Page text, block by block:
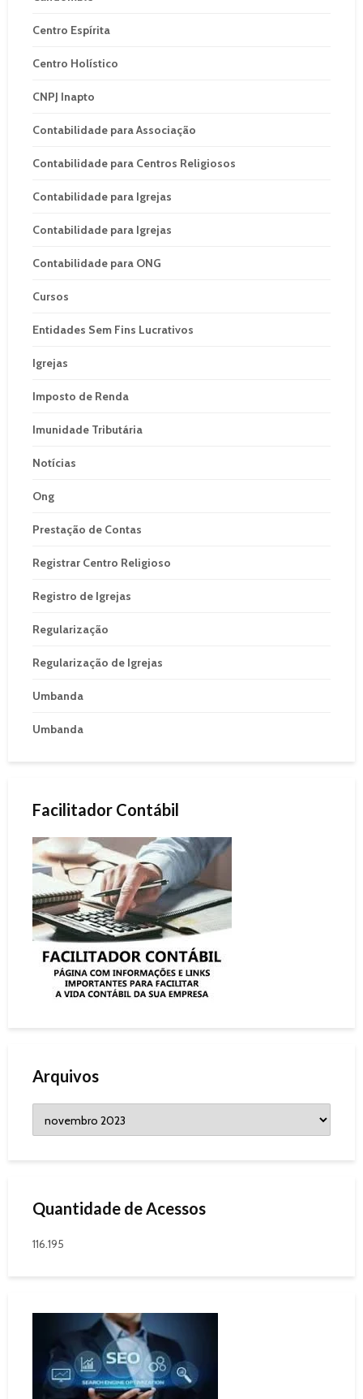
Centro Espírita
Centro Holístico
CNPJ Inapto
Contabilidade para Associação
Contabilidade para Centros Religiosos
Contabilidade para Igrejas
Contabilidade para Igrejas
Contabilidade para ONG
Cursos
Entidades Sem Fins Lucrativos
Igrejas
Imposto de Renda
Imunidade Tributária
Notícias
Ong
Prestação de Contas
Registrar Centro Religioso
Registro de Igrejas
Regularização
Regularização de Igrejas
Umbanda
Umbanda
Facilitador Contábil
Arquivos
Quantidade de Acessos
116.195